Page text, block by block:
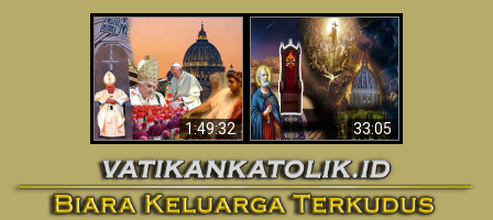
1:49:32
Wahyu di Vatikan
Sekarang
33:05
Apakah Alkitab
Memprediksikan 70
Tahun Tanpa
Seorang Paus?